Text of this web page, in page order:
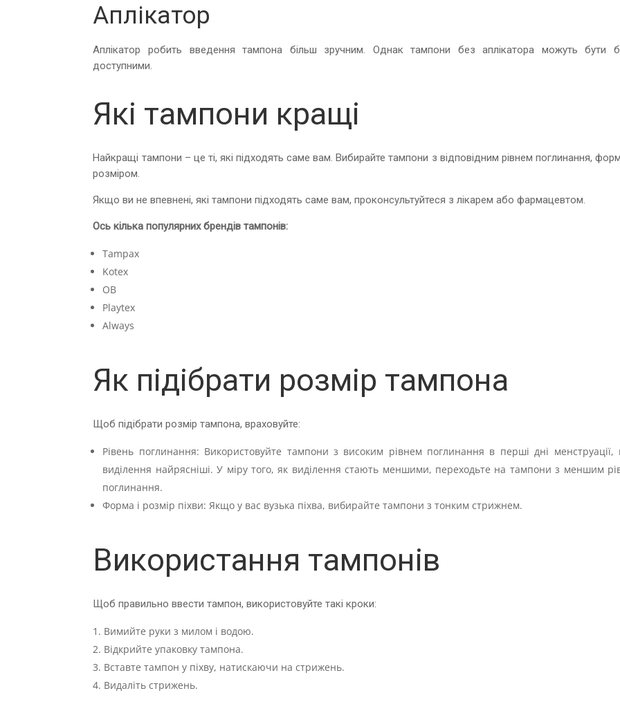
Аплікатор
Аплікатор робить введення тампона більш зручним. Однак тампони без аплікатора можуть бути
доступними.
Які тампони кращі
Найкращі тампони – це ті, які підходять саме вам. Вибирайте тампони з відповідним рівнем поглинання,
розміром.
Якщо ви не впевнені, які тампони підходять саме вам, проконсультуйтеся з лікарем або фармацевтом.
Ось кілька популярних брендів тампонів:
Tampax
Kotex
OB
Playtex
Always
Як підібрати розмір тампона
Щоб підібрати розмір тампона, враховуйте:
Рівень поглинання: Використовуйте тампони з високим рівнем поглинання в перші дні менструації,
виділення найрясніші. У міру того, як виділення стають меншими, переходьте на тампони з меншим
поглинання.
Форма і розмір піхви: Якщо у вас вузька піхва, вибирайте тампони з тонким стрижнем.
Використання тампонів
Щоб правильно ввести тампон, використовуйте такі кроки:
Вимийте руки з милом і водою.
Відкрийте упаковку тампона.
Вставте тампон у піхву, натискаючи на стрижень.
Видаліть стрижень.